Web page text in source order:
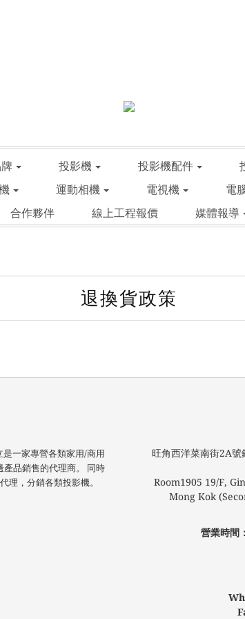
投影機 投影機配件
運動相機 電視機 電
合作夥伴 線上工程報價 媒體報導
退換貨政策
一家專營各類家用/商用
品銷售的代理商。 同時
理，分銷各類投影機。
旺角西洋菜南街2A
Room1905 19/F,
Mong Kok
營業時間